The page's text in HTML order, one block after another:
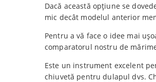
Dacă această opțiune se
mic decât modelul anterior
Pentru a vă face o idee mai
comparatorul nostru de
Este un instrument excelent
chiuvetă pentru dulapul dvs.